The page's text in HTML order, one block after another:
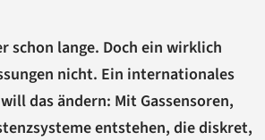
schon lange. Doch ein wirklich
nicht. Ein internationales
das ändern: Mit Gassensoren,
entstehen, die diskret,